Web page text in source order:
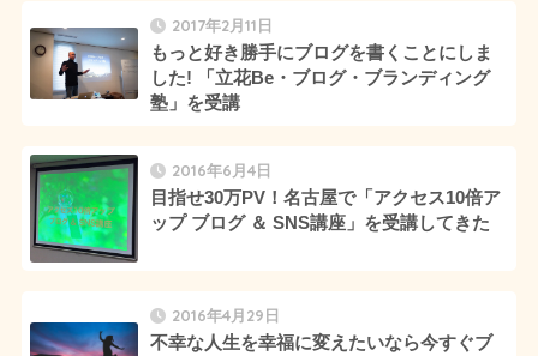
2017年2月11日
もっと好き勝手にブログを書くことにしま
した! 「立花Be・ブログ・ブランディング
塾」を受講
2016年6月4日
目指せ30万PV！名古屋で「アクセス10倍ア
ップ ブログ ＆ SNS講座」を受講してきた
2016年4月29日
不幸な人生を幸福に変えたいなら今すぐブ